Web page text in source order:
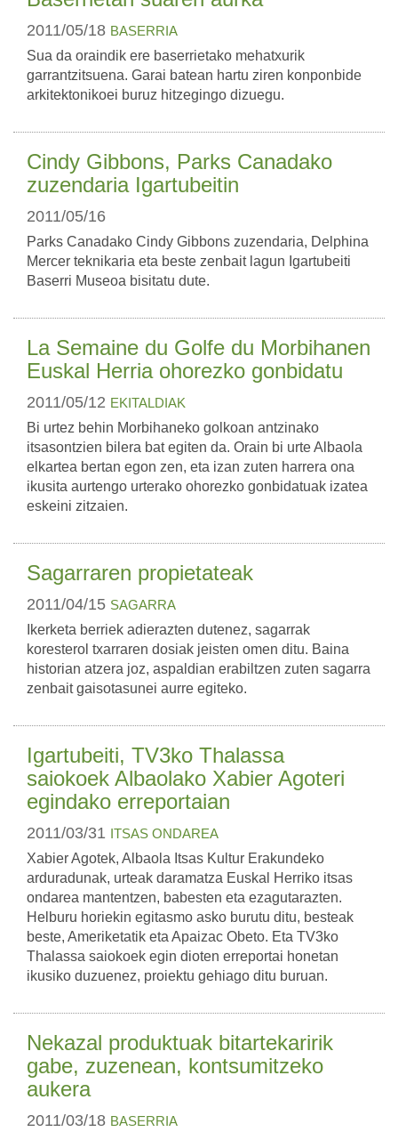
2011/05/18 BASERRIA
Sua da oraindik ere baserrietako mehatxurik
garrantzitsuena. Garai batean hartu ziren konponbide
arkitektonikoei buruz hitzegingo dizuegu.
Cindy Gibbons, Parks Canadako
zuzendaria Igartubeitin
2011/05/16
Parks Canadako Cindy Gibbons zuzendaria, Delphina
Mercer teknikaria eta beste zenbait lagun Igartubeiti
Baserri Museoa bisitatu dute.
La Semaine du Golfe du Morbihanen
Euskal Herria ohorezko gonbidatu
2011/05/12 EKITALDIAK
Bi urtez behin Morbihaneko golkoan antzinako
itsasontzien bilera bat egiten da. Orain bi urte Albaola
elkartea bertan egon zen, eta izan zuten harrera ona
ikusita aurtengo urterako ohorezko gonbidatuak izatea
eskeini zitzaien.
Sagarraren propietateak
2011/04/15 SAGARRA
Ikerketa berriek adierazten dutenez, sagarrak
koresterol txarraren dosiak jeisten omen ditu. Baina
historian atzera joz, aspaldian erabiltzen zuten sagarra
zenbait gaisotasunei aurre egiteko.
Igartubeiti, TV3ko Thalassa
saiokoek Albaolako Xabier Agoteri
egindako erreportaian
2011/03/31 ITSAS ONDAREA
Xabier Agotek, Albaola Itsas Kultur Erakundeko
arduradunak, urteak daramatza Euskal Herriko itsas
ondarea mantentzen, babesten eta ezagutarazten.
Helburu horiekin egitasmo asko burutu ditu, besteak
beste, Ameriketatik eta Apaizac Obeto. Eta TV3ko
Thalassa saiokoek egin dioten erreportai honetan
ikusiko duzuenez, proiektu gehiago ditu buruan.
Nekazal produktuak bitartekaririk
gabe, zuzenean, kontsumitzeko
aukera
2011/03/18 BASERRIA